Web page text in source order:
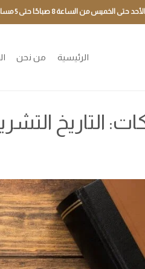
الخميس من الساعة 8 صباحًا حتى 5 مساءً
الرئيسية من نحن
التاريخ